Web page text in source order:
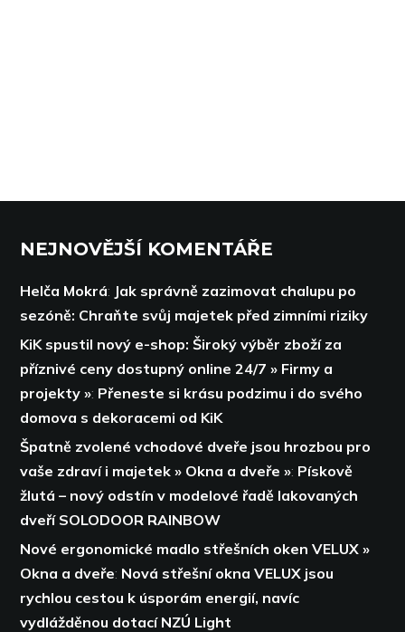
NEJNOVĚJŠÍ KOMENTÁŘE
Helča Mokrá: Jak správně zazimovat chalupu po
sezóně: Chraňte svůj majetek před zimními riziky
KiK spustil nový e-shop: Široký výběr zboží za
příznivé ceny dostupný online 24/7 » Firmy a
projekty »: Přeneste si krásu podzimu i do svého
domova s dekoracemi od KiK
Špatně zvolené vchodové dveře jsou hrozbou pro
vaše zdraví i majetek » Okna a dveře »: Pískově
žlutá – nový odstín v modelové řadě lakovaných
dveří SOLODOOR RAINBOW
Nové ergonomické madlo střešních oken VELUX »
Okna a dveře: Nová střešní okna VELUX jsou
rychlou cestou k úsporám energií, navíc
vydlážděnou dotací NZÚ Light